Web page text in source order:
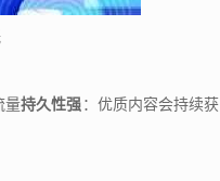
量持久性强：优质内容会持续获